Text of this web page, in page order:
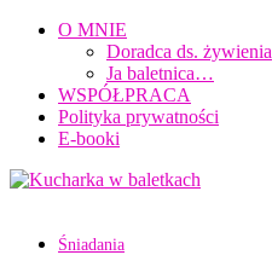
O MNIE
Doradca ds. żywienia
Ja baletnica…
WSPÓŁPRACA
Polityka prywatności
E-booki
Śniadania